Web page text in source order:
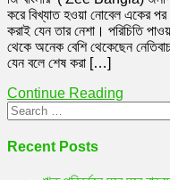
করে বিখ্যাত হওয়া নোবেল একের পর
করাই যেন তার নেশা। পরিচিতি
থেকে অনেক বেশি থেকেছেন
যেন বলে শেষ করা […]
Continue Reading
Search
for:
Recent Posts